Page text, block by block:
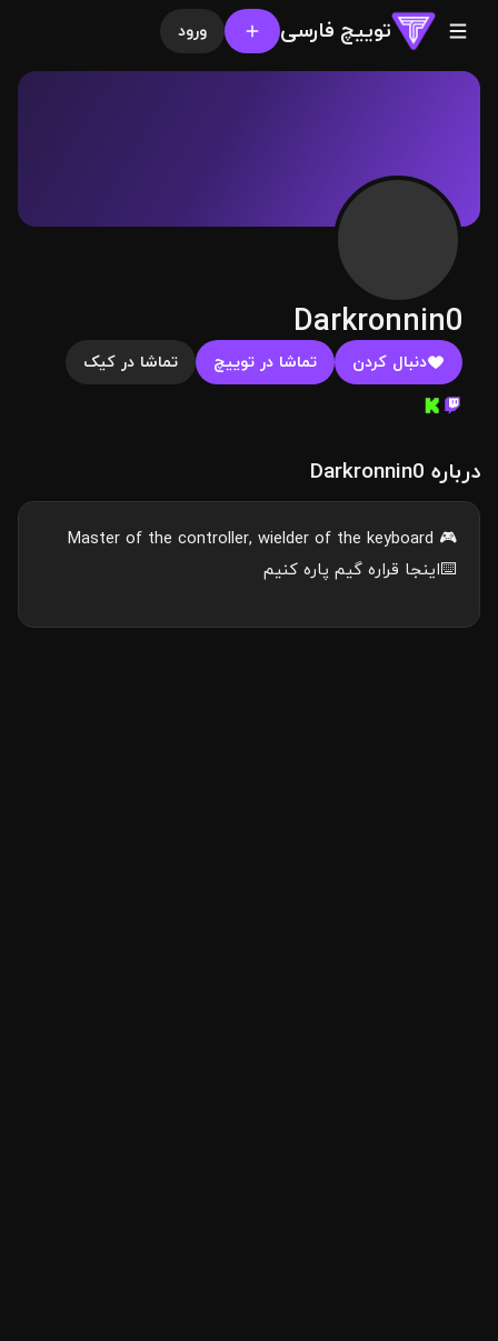
توییچ فارسی ورود
Darkronnin0
دنبال کردن تماشا در توییچ تماشا در کیک
درباره Darkronnin0
🎮 Master of the controller, wielder of the keyboard
⌨️اینجا قراره گیم پاره کنیم